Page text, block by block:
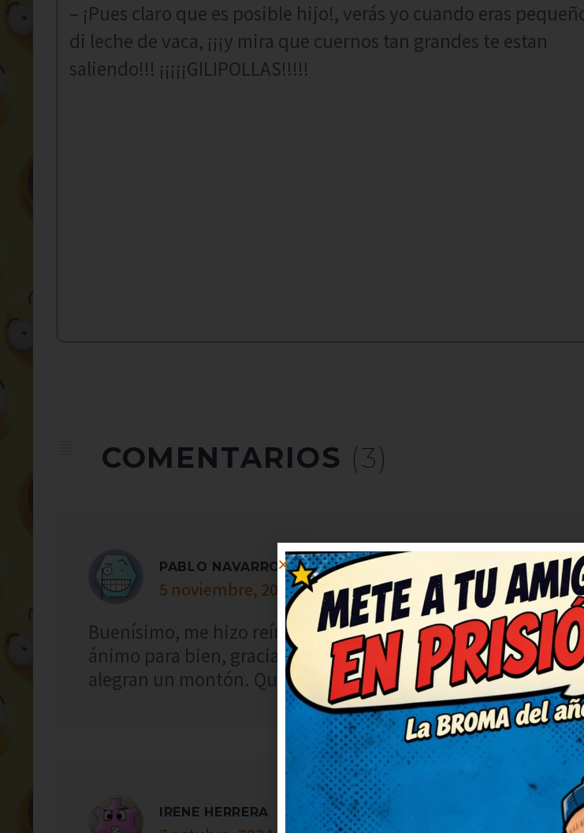
– ¡Pues claro que es posible hijo!, verás yo cuando eras
di leche de vaca, ¡¡¡y mira que cuernos tan grandes te estan
saliendo!!! ¡¡¡¡¡GILIPOLLAS!!!!!
COMENTARIOS (3)
PABLO NAVARRO
5 noviembre, 2021 at 15:14
RESPONDER
Buenísimo, me hizo reír a carcajadas. Me ha cambiado el
ánimo para bien, gracias. Seguid publicando más, que
alegran un montón. Qué arte, ojalá subáis más chistes así.
IRENE HERRERA RESPONDER